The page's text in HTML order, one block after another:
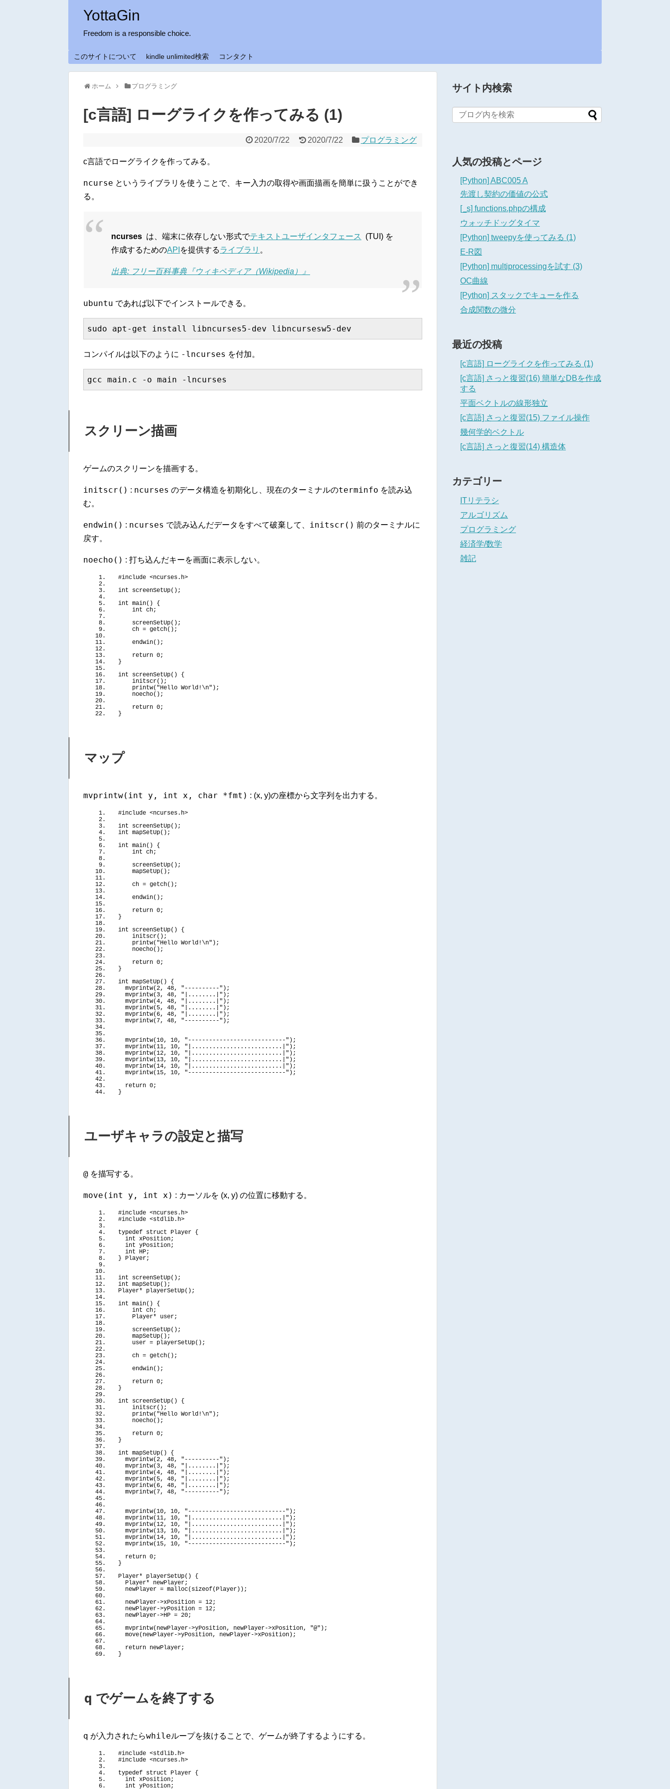
YottaGin
Freedom is a responsible choice.
このサイトについて kindle unlimited検索 コンタクト
ホーム プログラミング
[c言語] ローグライクを作ってみる (1)
2020/7/22 2020/7/22 プログラミング
c言語でローグライクを作ってみる。
ncurse というライブラリを使うことで、キー入力の取得や画面描画を簡単に扱うことができ
る。
ncurses は、端末に依存しない形式でテキストユーザインタフェース
(TUI) を
作成するためのAPI を提供するライブラリ 。
出典: フリー百科事典『ウィキペディア（Wikipedia）』
ubuntu であれば以下でインストールできる。
sudo apt-get install libncurses5-dev libncursesw5-dev
コンパイルは以下のように -lncurses を付加。
gcc main.c -o main -lncurses
スクリーン描画
ゲームのスクリーンを描画する。
initscr() : ncurses のデータ構造を初期化し、現在のターミナルのterminfo を読み込
む。
endwin() : ncurses で読み込んだデータをすべて破棄して、 initscr() 前のターミナルに
戻す。
noecho() : 打ち込んだキーを画面に表示しない。
#include <ncurses.h>
int
screenSetUp() ;
int main()
{
int ch;
screenSetUp() ;
    ch =
getch() ;
endwin() ;
return 0;
}
int
screenSetUp()
{
initscr() ;
printw( "Hello World!\n" ) ;
noecho() ;
return 0;
}
マップ
mvprintw(int y, int x, char *fmt) : (x, y)の座標から文字列を出力する。
#include <ncurses.h>
int
screenSetUp() ;
int mapSetUp() ;
int main()
{
int ch;
screenSetUp() ;
mapSetUp() ;
    ch =
getch() ;
endwin() ;
return 0;
}
int
screenSetUp()
{
initscr() ;
printw( "Hello World!\n" ) ;
noecho() ;
return 0;
}
int mapSetUp()
{
mvprintw(2, 48, "----------" ) ;
mvprintw( 3, 48, "|........|" ) ;
mvprintw(4, 48, "|........|" ) ;
mvprintw( 5, 48, "|........|" ) ;
mvprintw( 6, 48, "|........|" ) ;
mvprintw( 7, 48, "----------" ) ;
mvprintw(10, 10, "----------------------------" ) ;
mvprintw(11, 10, "|..........................|" ) ;
mvprintw(12, 10, "|..........................|" ) ;
mvprintw(13, 10, "|..........................|" ) ;
mvprintw(14, 10, "|..........................|" ) ;
mvprintw(15, 10, "----------------------------" ) ;
return 0;
}
ユーザキャラの設定と描写
@ を描写する。
move(int y, int x) : カーソルを (x, y) の位置に移動する。
#include <ncurses.h>
#include <stdlib.h>
typedef struct Player {
int xPosition;
int yPosition;
int HP;
} Player;
int screenSetUp() ;
int mapSetUp() ;
Player* playerSetUp() ;
int main()
{
int ch;
    Player* user;
screenSetUp() ;
mapSetUp() ;
    user =
playerSetUp() ;
    ch =
getch() ;
endwin() ;
return 0;
}
int
screenSetUp()
{
initscr() ;
printw( "Hello World!\n" ) ;
noecho() ;
return 0;
}
int mapSetUp()
{
mvprintw(2, 48, "----------" ) ;
mvprintw( 3, 48, "|........|" ) ;
mvprintw(4, 48, "|........|" ) ;
mvprintw( 5, 48, "|........|" ) ;
mvprintw( 6, 48, "|........|" ) ;
mvprintw( 7, 48, "----------" ) ;
mvprintw(10, 10, "----------------------------" ) ;
mvprintw(11, 10, "|..........................|" ) ;
mvprintw(12, 10, "|..........................|" ) ;
mvprintw(13, 10, "|..........................|" ) ;
mvprintw(14, 10, "|..........................|" ) ;
mvprintw(15, 10, "----------------------------" ) ;
return 0;
}
Player* playerSetUp()
{
  Player* newPlayer;
  newPlayer =
malloc( sizeof( Player )) ;
  newPlayer-
>xPosition = 12;
  newPlayer-
>yPosition = 12;
  newPlayer-
>HP = 20;
mvprintw( newPlayer->yPosition, newPlayer->xPosition, "@" ) ;
move( newPlayer->yPosition, newPlayer->xPosition ) ;
return newPlayer;
}
q でゲームを終了する
q が入力されたらwhileループを抜けることで、ゲームが終了するようにする。
#include <stdlib.h>
#include <ncurses.h>
typedef struct Player {
int xPosition;
int yPosition;
サイト内検索
人気の投稿とページ
[Python] ABC005 A
先渡し契約の価値の公式
[_s] functions.phpの構成
ウォッチドッグタイマ
[Python] tweepyを使ってみる (1)
E-R図
[Python] multiprocessingを試す (3)
OC曲線
[Python] スタックでキューを作る
合成関数の微分
最近の投稿
[c言語] ローグライクを作ってみる (1)
[c言語] さっと復習(16) 簡単なDBを作成
する
平面ベクトルの線形独立
[c言語] さっと復習(15) ファイル操作
幾何学的ベクトル
[c言語] さっと復習(14) 構造体
カテゴリー
ITリテラシ
アルゴリズム
プログラミング
経済学/数学
雑記